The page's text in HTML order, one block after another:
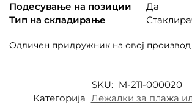
Подесување на позиции
Да
Тип на складирање
Одличен придружник на овој производ
SKU: M-211-000020
Категорија Лежалки за плажа